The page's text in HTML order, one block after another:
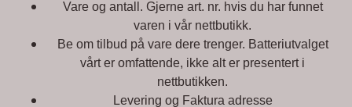
Vare og antall. Gjerne art. nr. hvis du har funnet
varen i vår nettbutikk.
Be om tilbud på vare dere trenger. Batteriutvalget
vårt er omfattende, ikke alt er presentert i
nettbutikken.
Levering og Faktura adresse